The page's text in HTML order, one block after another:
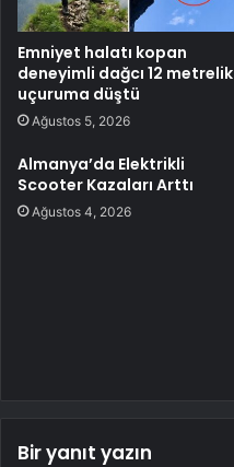
Emniyet halatı kopan
deneyimli dağcı 12 metrelik
uçuruma düştü
Ağustos 5, 2026
Almanya’da Elektrikli
Scooter Kazaları Arttı
Ağustos 4, 2026
Bir yanıt yazın